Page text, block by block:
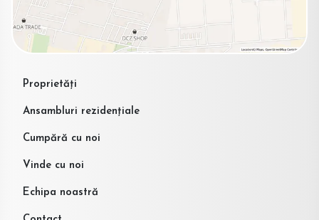
Proprietăți
Ansambluri rezidențiale
Cumpără cu noi
Vinde cu noi
Echipa noastră